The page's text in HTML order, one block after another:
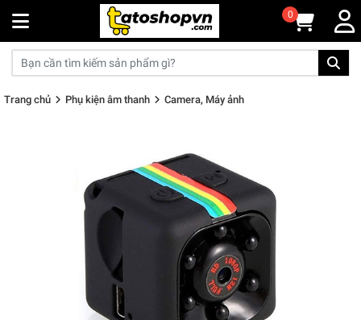
0
Trang chủ Phụ kiện âm thanh Camera, Máy ảnh